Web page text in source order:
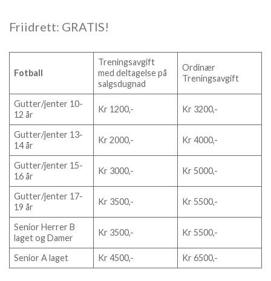
Friidrett: GRATIS!
Fotball
Treningsavgift
med deltagelse på
salgsdugnad
Ordinær
Treningsavgift
Gutter/jenter 10-
12 år
Kr 1200,- Kr 3200,-
Gutter/jenter 13-
14 år
Kr 2000,- Kr 4000,-
Gutter/jenter 15-
16 år
Kr 3000,- Kr 5000,-
Gutter/jenter 17-
19 år
Kr 3500,- Kr 5500,-
Senior Herrer B
laget og Damer
Kr 3500,- Kr 5500,-
Senior A laget Kr 4500,- Kr 6500,-